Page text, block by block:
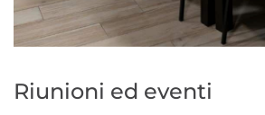
Riunioni ed eventi